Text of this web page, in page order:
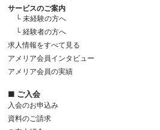
サービスのご案内
└ 未経験の方へ
└ 経験者の方へ
求人情報をすべて見る
アメリア会員インタビュー
アメリア会員の実績
■ ご入会
入会のお申込み
資料のご請求